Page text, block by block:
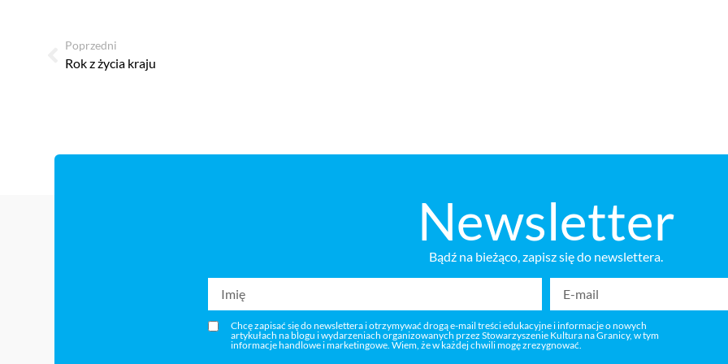
Poprzedni
Rok z życia kraju
Newsletter
Bądź na bieżąco, zapisz się do newslettera.
Chcę zapisać się do newslettera i otrzymywać drogą e-mail treści edukacyjne i informacje o nowych
artykułach na blogu i wydarzeniach organizowanych przez Stowarzyszenie Kultura na Granicy, w tym
informacje handlowe i marketingowe. Wiem, że w każdej chwili mogę zrezygnować.